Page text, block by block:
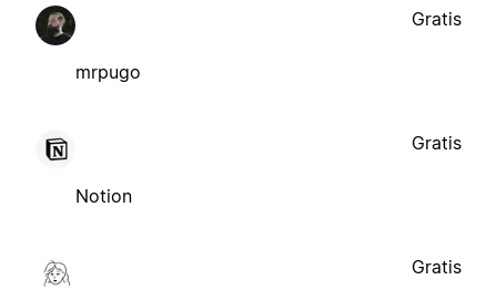
mrpugo
Gratis
Notion
Gratis
Gratis